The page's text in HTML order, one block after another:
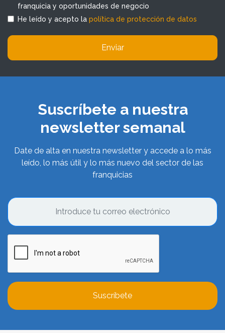
franquicia y oportunidades de negocio
He leído y acepto la política de protección de datos
Enviar
Suscríbete a nuestra
newsletter semanal
Date de alta en nuestra newsletter y accede a lo más
leído, lo más útil y lo más nuevo del sector de las
franquicias
Suscríbete